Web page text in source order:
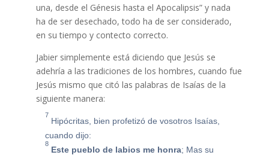
una, desde el Génesis hasta el Apocalipsis” y nada
ha de ser desechado, todo ha de ser considerado,
en su tiempo y contecto correcto.
Jabier simplemente está diciendo que Jesús se
adehría a las tradiciones de los hombres, cuando fue
Jesús mismo que citó las palabras de Isaías de la
siguiente manera:
7
Hipócritas, bien profetizó de vosotros Isaías,
cuando dijo:
8
Este pueblo de labios me honra; Mas su